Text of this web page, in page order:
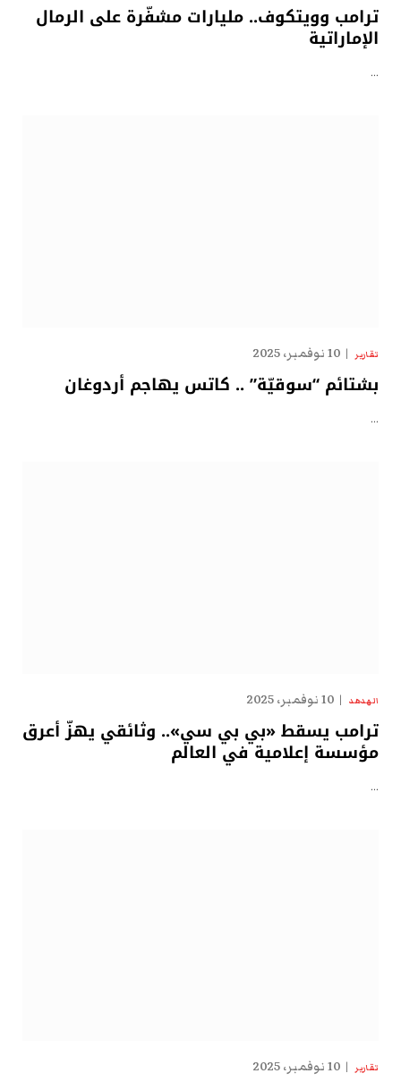
ترامب وويتكوف.. مليارات مشفّرة على الرمال
الإماراتية
…
تقارير 10 نوفمبر، 2025
بشتائم “سوقيّة” .. كاتس يهاجم أردوغان
…
الهدهد 10 نوفمبر، 2025
ترامب يسقط «بي بي سي».. وثائقي يهزّ أعرق
مؤسسة إعلامية في العالم
…
تقارير 10 نوفمبر، 2025